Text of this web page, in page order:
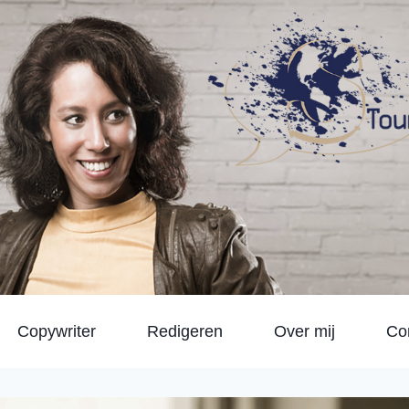
Copywriter Redigeren Over mij